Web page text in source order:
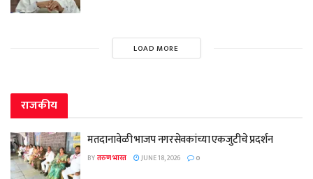
LOAD MORE
राजकीय
मतदानावेळी भाजप नगरसेवकांच्या एकजुटीचे प्रदर्शन
BYतरुण भारत JUNE 18, 2026 0